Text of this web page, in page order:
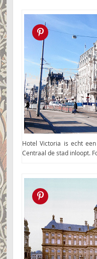
Pin this!
Hotel Victoria is echt
Centraal de stad inloopt.
Pin this!